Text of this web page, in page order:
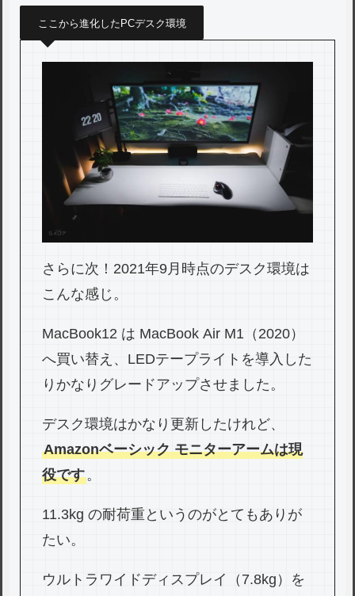
ここから進化したPCデスク環境
さらに次！2021年9月時点のデスク環境は
こんな感じ。
MacBook12 は MacBook Air M1（2020）
へ買い替え、LEDテープライトを導入した
りかなりグレードアップさせました。
デスク環境はかなり更新したけれど、
Amazonベーシック モニターアームは現
役です。
11.3kg の耐荷重というのがとてもありが
たい。
ウルトラワイドディスプレイ（7.8kg）を